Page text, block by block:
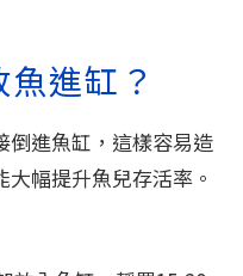
進缸？
倒進魚缸，這樣容易造
幅提升魚兒存活率。